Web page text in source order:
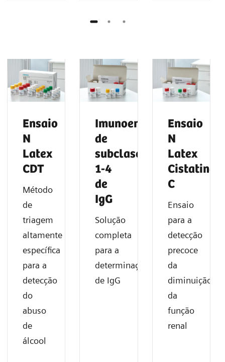
Ensaio
N
Latex
CDT
Método
de
triagem
altamente
específica
para a
detecção
do
abuso
de
álcool
Imunoensaios
de
subclases
1-4
de
IgG
Solução
completa
para a
determinação
de IgG
Ensaio
N
Latex
Cistatina
C
Ensaio
para a
detecção
precoce
da
diminuição
da
função
renal